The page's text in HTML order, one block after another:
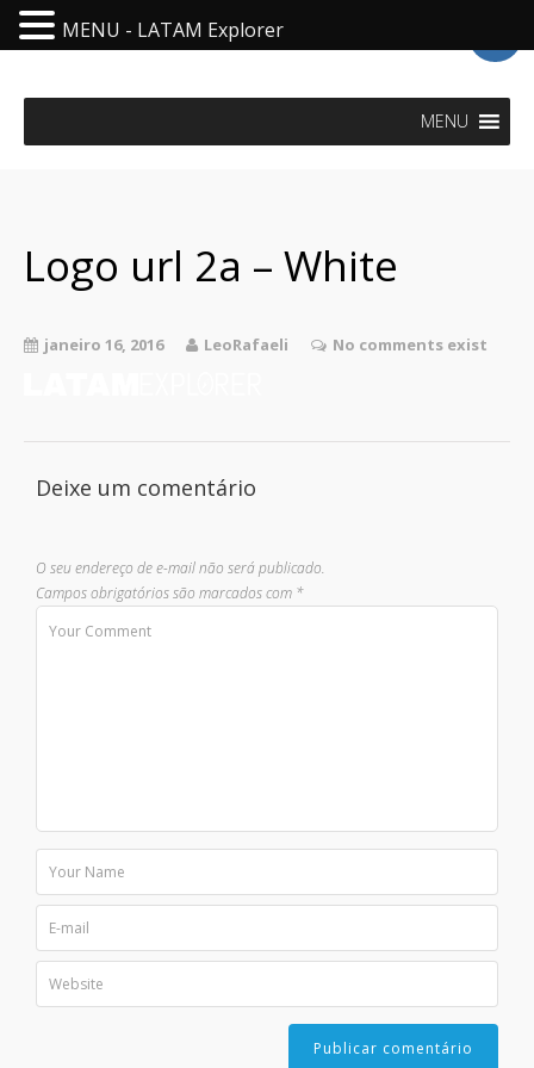
MENU
Logo url 2a – White
janeiro 16, 2016 LeoRafaeli No comments exist
Deixe um comentário
O seu endereço de e-mail não será publicado.
Campos obrigatórios são marcados com *
MENU - LATAM Explorer